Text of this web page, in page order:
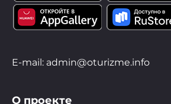
E-mail: admin@oturizme.info
О проекте